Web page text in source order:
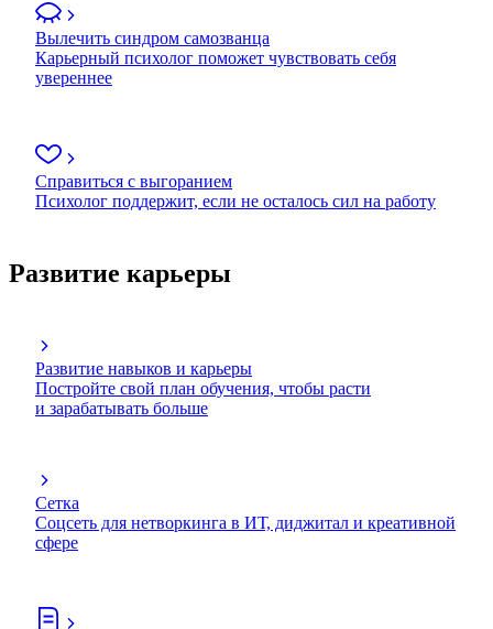
Вылечить синдром самозванца
Карьерный психолог поможет чувствовать себя
увереннее
Справиться с выгоранием
Психолог поддержит, если не осталось сил на работу
Развитие карьеры
Развитие навыков и карьеры
Постройте свой план обучения, чтобы расти
и зарабатывать больше
Сетка
Соцсеть для нетворкинга в ИТ, диджитал и креативной
сфере